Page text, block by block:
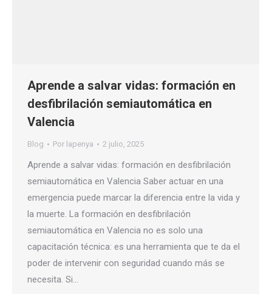
Aprende a salvar vidas: formación en
desfibrilación semiautomática en
Valencia
Blog Por lapenya 2 julio, 2025
Aprende a salvar vidas: formación en desfibrilación
semiautomática en Valencia Saber actuar en una
emergencia puede marcar la diferencia entre la vida y
la muerte. La formación en desfibrilación
semiautomática en Valencia no es solo una
capacitación técnica: es una herramienta que te da el
poder de intervenir con seguridad cuando más se
necesita. Si…